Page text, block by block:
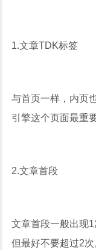
1.文章TDK标签
与首页一样，内页
引擎这个页面最重
2.文章首段
文章首段一般出现
但最好不要超过2次